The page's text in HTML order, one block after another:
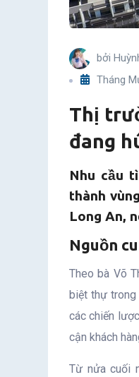
đang
tiền
từ
nhà
đầu
tư
bởi
Tháng
Thị
đang
Nhu cầu
thành
Long An,
Nguồn
Theo bà Võ
biệt thự trong
các chiến
cận khách
Từ nửa cuối